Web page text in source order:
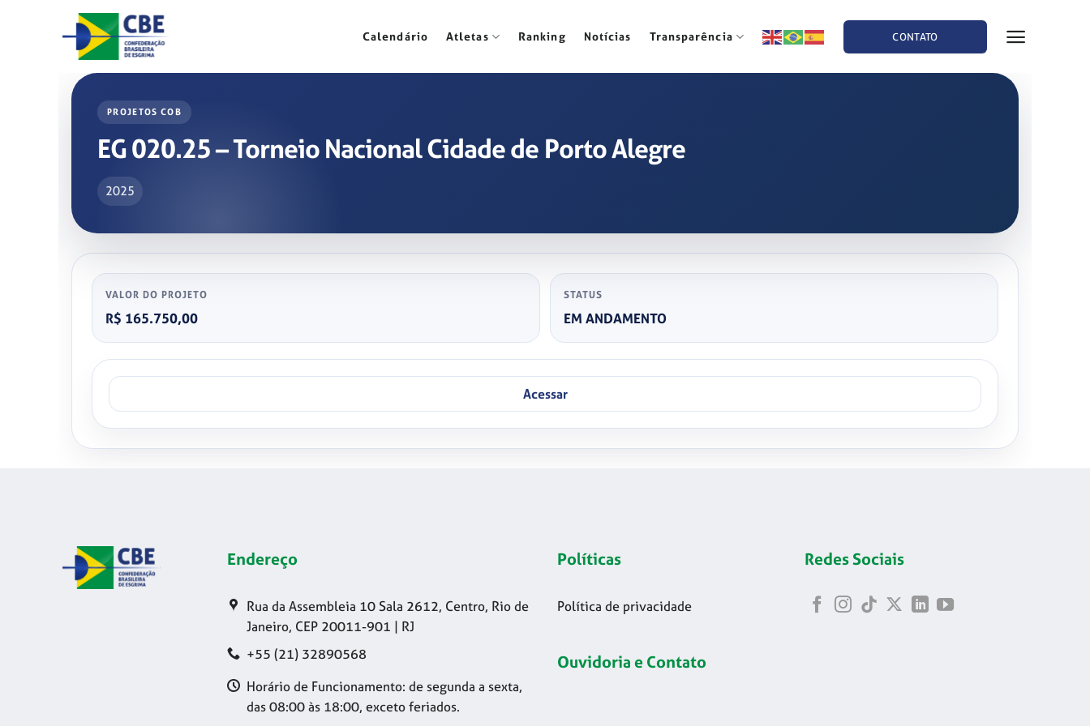
Calendário Atletas Ranking Notícias Transparência CONTATO
PROJETOS COB
EG 020.25 – Torneio Nacional Cidade de Porto Alegre
2025
VALOR DO PROJETO
R$ 165.750,00
STATUS
EM ANDAMENTO
Acessar
Endereço
Rua da Assembleia 10 Sala 2612, Centro, Rio de
Janeiro, CEP 20011-901 | RJ
+55 (21) 32890568
Horário de Funcionamento: de segunda a sexta,
das 08:00 às 18:00, exceto feriados.
Políticas
Política de privacidade
Ouvidoria e Contato
Redes Sociais